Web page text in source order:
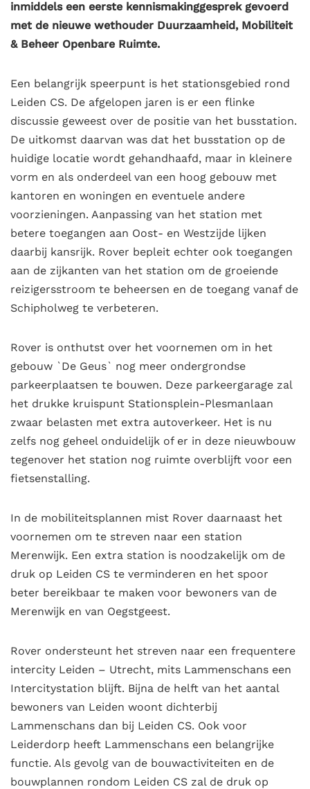
inmiddels een eerste kennismakinggesprek gevoerd
met de nieuwe wethouder Duurzaamheid, Mobiliteit
& Beheer Openbare Ruimte.
Een belangrijk speerpunt is het stationsgebied rond
Leiden CS. De afgelopen jaren is er een flinke
discussie geweest over de positie van het busstation.
De uitkomst daarvan was dat het busstation op de
huidige locatie wordt gehandhaafd, maar in kleinere
vorm en als onderdeel van een hoog gebouw met
kantoren en woningen en eventuele andere
voorzieningen. Aanpassing van het station met
betere toegangen aan Oost- en Westzijde lijken
daarbij kansrijk. Rover bepleit echter ook toegangen
aan de zijkanten van het station om de groeiende
reizigersstroom te beheersen en de toegang vanaf de
Schipholweg te verbeteren.
Rover is onthutst over het voornemen om in het
gebouw `De Geus` nog meer ondergrondse
parkeerplaatsen te bouwen. Deze parkeergarage zal
het drukke kruispunt Stationsplein-Plesmanlaan
zwaar belasten met extra autoverkeer. Het is nu
zelfs nog geheel onduidelijk of er in deze nieuwbouw
tegenover het station nog ruimte overblijft voor een
fietsenstalling.
In de mobiliteitsplannen mist Rover daarnaast het
voornemen om te streven naar een station
Merenwijk. Een extra station is noodzakelijk om de
druk op Leiden CS te verminderen en het spoor
beter bereikbaar te maken voor bewoners van de
Merenwijk en van Oegstgeest.
Rover ondersteunt het streven naar een frequentere
intercity Leiden – Utrecht, mits Lammenschans een
Intercitystation blijft. Bijna de helft van het aantal
bewoners van Leiden woont dichterbij
Lammenschans dan bij Leiden CS. Ook voor
Leiderdorp heeft Lammenschans een belangrijke
functie. Als gevolg van de bouwactiviteiten en de
bouwplannen rondom Leiden CS zal de druk op